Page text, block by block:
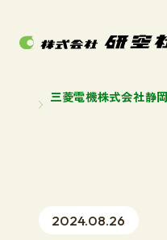
三菱電機株式会社静
2024.08.26